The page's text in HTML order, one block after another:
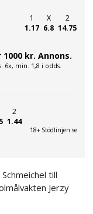
1
1.17
X
6.8
2
14.75
kr. Annons.
6x, min. 1,8 i odds.
2
1.44
18+ Stödlinjen.se
till
Jerzy